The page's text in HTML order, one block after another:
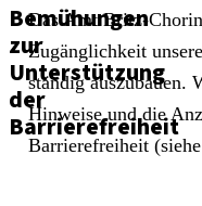
Bemühungen
zur
Unterstützung
der
Barrierefreiheit
Das Amt Britz-
Zugänglichkeit
ständig auszubauen.
Hinweise und die
Barrierefreiheit